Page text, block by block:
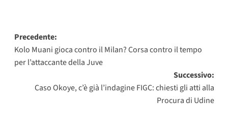
Navigazione
articolo
Precedente:
Kolo Muani gioca contro il Milan? Corsa contro il tempo
per l’attaccante della Juve
Successivo:
Caso Okoye, c’è già l’indagine FIGC: chiesti gli atti alla
Procura di Udine